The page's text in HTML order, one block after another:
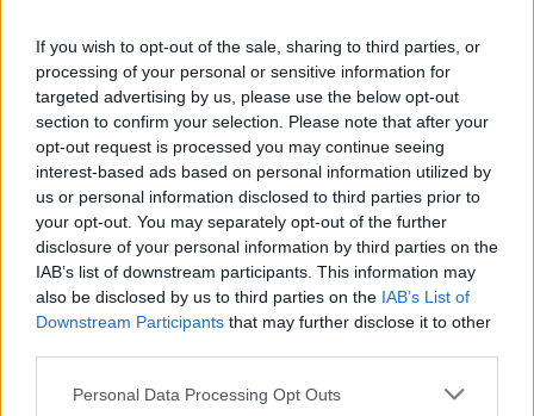
If you wish to opt-out of the sale, sharing to third parties, or
processing of your personal or sensitive information for
targeted advertising by us, please use the below opt-out
section to confirm your selection. Please note that after your
opt-out request is processed you may continue seeing
interest-based ads based on personal information utilized by
us or personal information disclosed to third parties prior to
your opt-out. You may separately opt-out of the further
disclosure of your personal information by third parties on the
IAB’s list of downstream participants. This information may
also be disclosed by us to third parties on the IAB’s List of
Downstream Participants that may further disclose it to other
Personal Data Processing Opt Outs
Πάνω από 100 μωρά έχουν
γεννηθεί μέσω εξωσωματικής, με
την υποστήριξη της Be-Live
27 Φεβρουαρίου 2026
Μεταπροπονητική πείνα: Ο λόγος
που θέλεις να καταβροχθίσεις τα
πάντα μετά την άσκηση
27 Φεβρουαρίου 2026
Ωρίων – Σπάνια νοσήματα
συνδέονται με μνημεία που